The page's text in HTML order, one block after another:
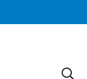
LINK
SOCIAL LINKSOCIAL LINK